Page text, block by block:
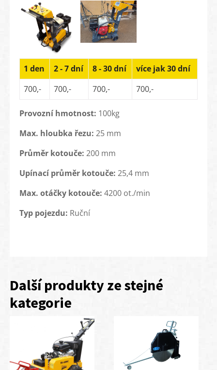
1 den 2 - 7 dní 8 - 30 dní
více jak 30 dní
700,-
700,- 700,- 700,-
Provozní hmotnost: 100kg
Max. hloubka řezu: 25 mm
Průměr kotouče: 200 mm
Upínací průměr kotouče: 25,4 mm
Max. otáčky kotouče: 4200 ot./min
Typ pojezdu: Ruční
Další produkty ze stejné
kategorie